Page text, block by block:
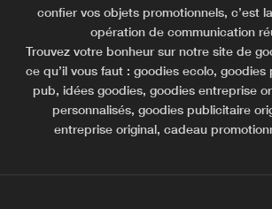
confier vos objets promotionnels, c’est
opération de communication
Trouvez votre bonheur sur notre site de
ce qu’il vous faut : goodies ecolo, goodies
pub, idées goodies, goodies entreprise
personnalisés, goodies publicitaire
entreprise original, cadeau